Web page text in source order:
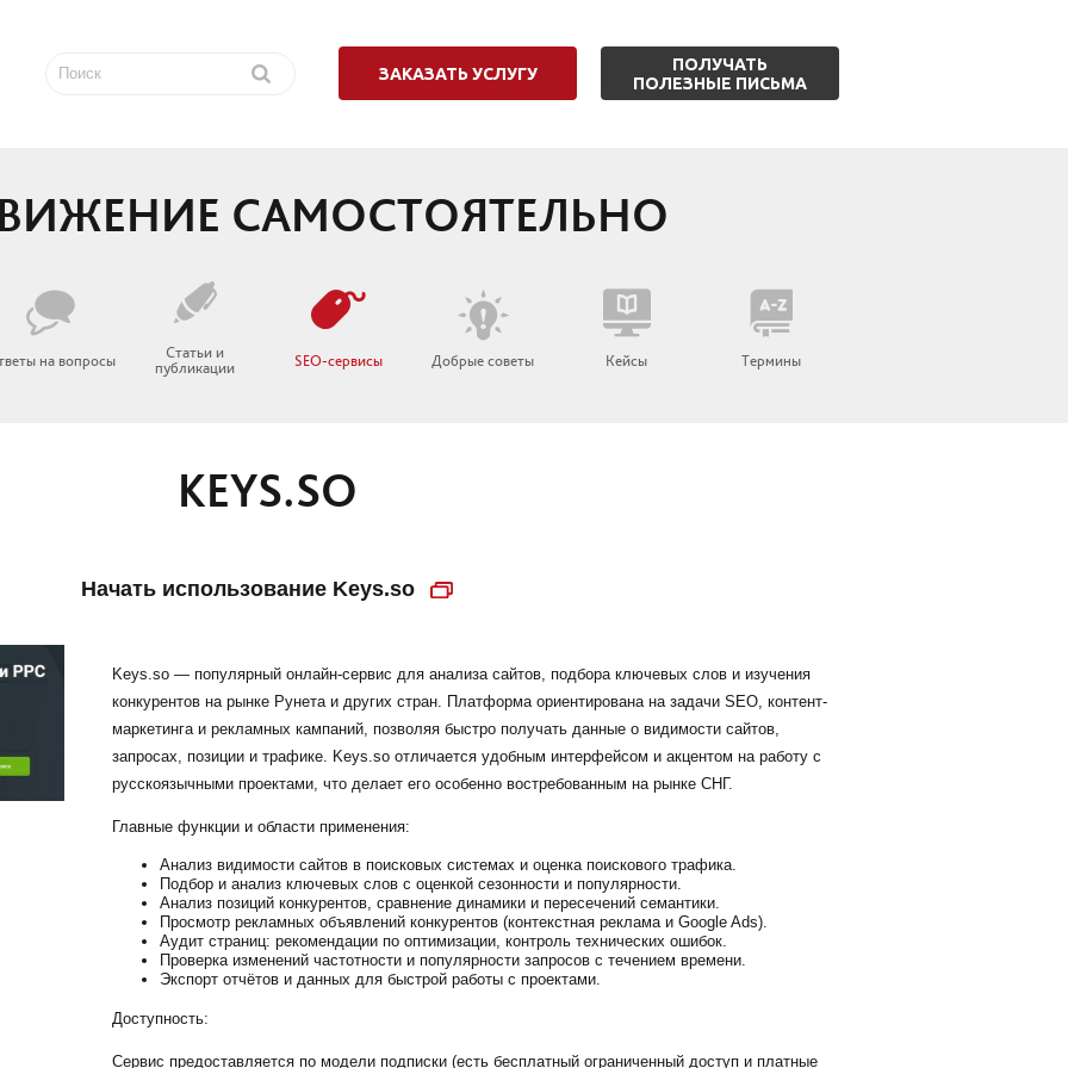
ЗАКАЗАТЬ УСЛУГУ
ПОЛУЧАТЬ
ПОЛЕЗНЫЕ ПИСЬМА
САМОСТОЯТЕЛЬНО
на вопросы
Статьи и
публикации
SEO-сервисы Добрые советы Кейсы Термины
KEYS.SO
Начать использование Keys.so
Keys.so — популярный онлайн-сервис для анализа сайтов, подбора ключевых слов и изучения
конкурентов на рынке Рунета и других стран. Платформа ориентирована на задачи SEO, контент-
маркетинга и рекламных кампаний, позволяя быстро получать данные о видимости сайтов,
запросах, позиции и трафике. Keys.so отличается удобным интерфейсом и акцентом на работу с
русскоязычными проектами, что делает его особенно востребованным на рынке СНГ.
Главные функции и области применения:
Анализ видимости сайтов в поисковых системах и оценка поискового трафика.
Подбор и анализ ключевых слов с оценкой сезонности и популярности.
Анализ позиций конкурентов, сравнение динамики и пересечений семантики.
Просмотр рекламных объявлений конкурентов (контекстная реклама и Google Ads).
Аудит страниц: рекомендации по оптимизации, контроль технических ошибок.
Проверка изменений частотности и популярности запросов с течением времени.
Экспорт отчётов и данных для быстрой работы с проектами.
Доступность:
Сервис предоставляется по модели подписки (есть бесплатный ограниченный доступ и платные